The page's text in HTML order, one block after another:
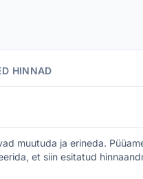
HINNAD
muutuda ja erineda.
et siin esitatud